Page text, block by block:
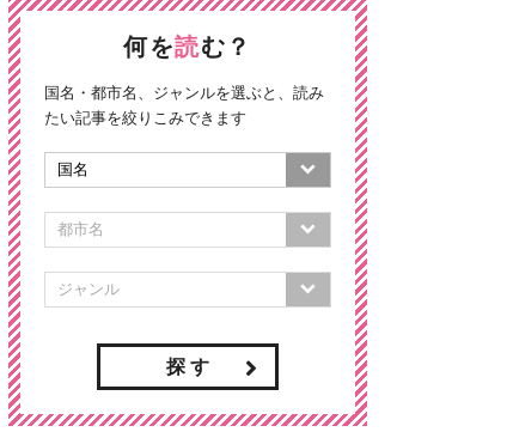
何を読む？
国名・都市名、ジャンルを選ぶと、読み
たい記事を絞りこみできます
探 す